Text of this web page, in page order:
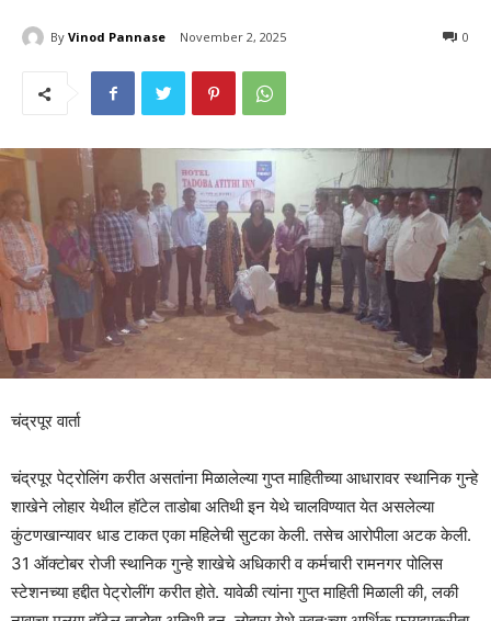
By Vinod Pannase November 2, 2025 0
चंद्रपूर वार्ता
चंद्रपूर पेट्रोलिंग करीत असतांना मिळालेल्या गुप्त माहितीच्या आधारावर स्थानिक गुन्हे
शाखेने लोहार येथील हॉटेल ताडोबा अतिथी इन येथे चालविण्यात येत असलेल्या
कुंटणखान्यावर धाड टाकत एका महिलेची सुटका केली. तसेच आरोपीला अटक केली.
31 ऑक्टोबर रोजी स्थानिक गुन्हे शाखेचे अधिकारी व कर्मचारी रामनगर पोलिस
स्टेशनच्या हद्दीत पेट्रोलींग करीत होते. यावेळी त्यांना गुप्त माहिती मिळाली की, लकी